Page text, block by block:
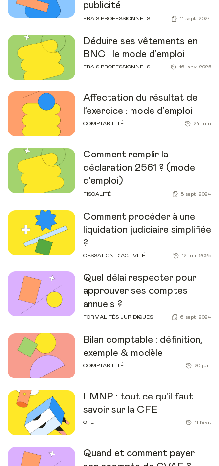
publicité
FRAIS PROFESSIONNELS 11 sept. 2024
Déduire ses vêtements en
BNC : le mode d’emploi
FRAIS PROFESSIONNELS 16 janv. 2025
Affectation du résultat de
l’exercice : mode d’emploi
COMPTABILITÉ 24 juin
Comment remplir la
déclaration 2561 ? (mode
d’emploi)
FISCALITÉ 8 sept. 2024
Comment procéder à une
liquidation judiciaire simplifiée
?
CESSATION D’ACTIVITÉ 12 juin 2025
Quel délai respecter pour
approuver ses comptes
annuels ?
FORMALITÉS JURIDIQUES 6 sept. 2024
Bilan comptable : définition,
exemple & modèle
COMPTABILITÉ 20 juil.
LMNP : tout ce qu'il faut
savoir sur la CFE
CFE 11 févr.
Quand et comment payer